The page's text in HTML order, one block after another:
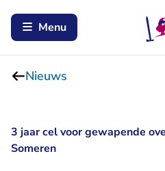
Menu
Nieuws
3 jaar cel voor gewapende
Someren